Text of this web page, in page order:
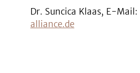
Dr. Suncica Klaas, E-Mail:
alliance.de